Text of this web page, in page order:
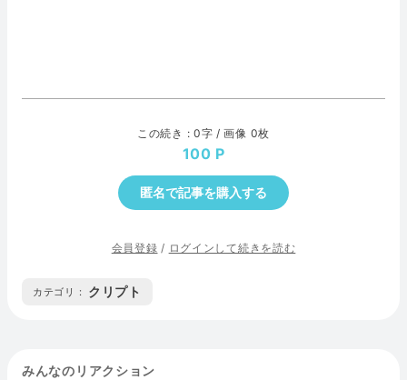
この続き : 0字 / 画像 0枚
100
匿名で記事を購入する
会員登録 / ログインして続きを読む
カテゴリ : クリプト
みんなのリアクション